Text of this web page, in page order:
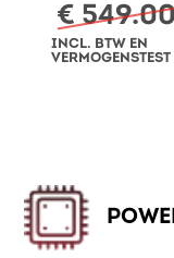
€
INCL. BTW EN
VERMOGENSTEST